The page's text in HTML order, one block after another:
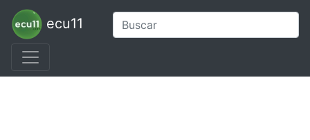
ecu11